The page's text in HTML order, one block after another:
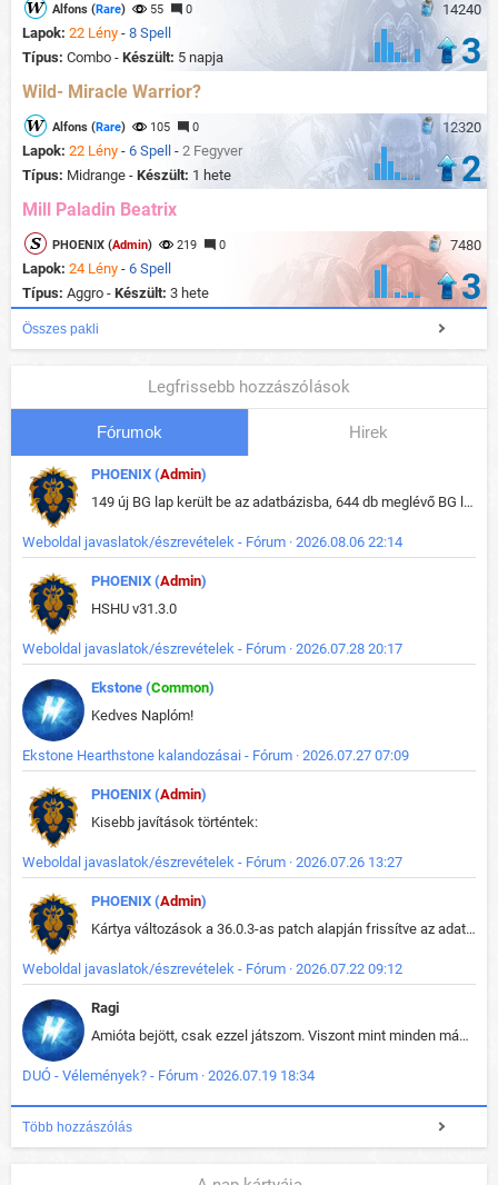
14240
Alfons (Rare) 55 0
Lapok: 22 Lény - 8 Spell
Típus: Combo - Készült: 5 napja 3
Wild- Miracle Warrior?
12320
Alfons (Rare) 105 0
Lapok: 22 Lény - 6 Spell - 2 Fegyver
Típus: Midrange - Készült: 1 hete 2
Mill Paladin Beatrix
7480
PHOENIX (Admin) 219 0
Lapok: 24 Lény - 6 Spell
Típus: Aggro - Készült: 3 hete 3
Összes pakli
Legfrissebb hozzászólások
Fórumok Hirek
PHOENIX (Admin)
149 új BG lap került be az adatbázisba, 644 db meglévő BG lap módosult, bekerültek az új képek a megváltozott lapokhoz is.
Weboldal javaslatok/észrevételek - Fórum · 2026.08.06 22:14
PHOENIX (Admin)
HSHU v31.3.0
Weboldal javaslatok/észrevételek - Fórum · 2026.07.28 20:17
Ekstone (Common)
Kedves Naplóm!
Ekstone Hearthstone kalandozásai - Fórum · 2026.07.27 07:09
PHOENIX (Admin)
Kisebb javítások történtek:
Weboldal javaslatok/észrevételek - Fórum · 2026.07.26 13:27
PHOENIX (Admin)
Kártya változások a 36.0.3-as patch alapján frissítve az adatbázisban (képek is cserélve).
Weboldal javaslatok/észrevételek - Fórum · 2026.07.22 09:12
Ragi
Amióta bejött, csak ezzel játszom. Viszont mint minden más - akár az alapjáték is, ez is baromira összetett lett. Néha már pár kör után is esélytelen az egész. Vagy irreállisan túltápol valaki, vagy lelép a partner, vagy csak hülye mint a segg. És amikor eljönne az én időm, na akkor jön el mindenki másé is. Engem jobban érdekelne, hogy ki milyen ratingen szokott játszani. Na ez lenne egy érdekes adat.
DUÓ - Vélemények? - Fórum · 2026.07.19 18:34
Több hozzászólás